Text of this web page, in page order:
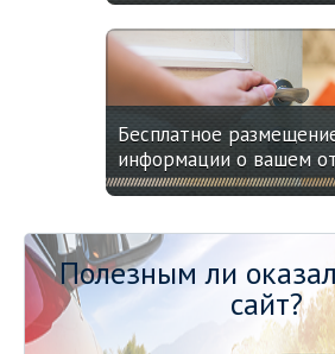
Бесплатное
информации о вашем
Полезным ли
сайт?